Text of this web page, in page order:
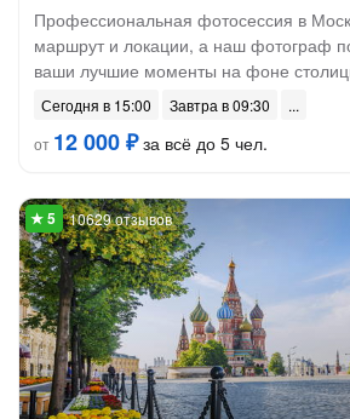
Профессиональная фотосессия в
маршрут и локации, а наш фотограф
ваши лучшие моменты на фоне
Сегодня в 15:00
Завтра в 09:30
от 12 000 ₽за всё до 5 чел.
10629 отзывов